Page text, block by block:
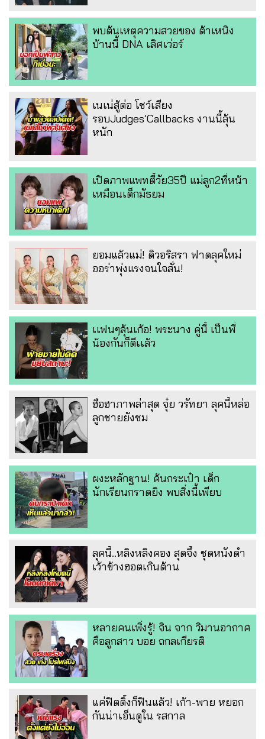
พบต้นเหตุความสวยของ ต้าเหนิง
บ้านนี้ DNA เลิศเว่อร์
เนเน่สู้ต่อ โชว์เสียง
รอบJudges’Callbacks งานนี้ลุ้น
หนัก
เปิดภาพแพทตี้วัย35ปี แม่ลูก2ที่หน้า
เหมือนเด็กมัธยม
ยอมแล้วแม่! ดิวอริสรา ฟาดลุคใหม่
ออร่าพุ่งแรงจนใจสั่น!
เเฟนๆลุ้นเก้อ! พระนาง คู่นี้ เป็นพี่
น้องกันก็ดีเเล้ว
ฮือฮาภาพล่าสุด จุ๋ย วรัทยา ลุคนี้หล่อ
ลูกชายยังชม
ผงะหลักฐาน! ค้นกระเป๋า เด็ก
นักเรียนกราดยิง พบสิ่งนี้เพียบ
ลุคนี้..หลิงหลิงคอง สุดจึ้ง ชุดหนังดำ
เว้าข้างฮอตเกินต้าน
หลายคนเพิ่งรู้! จิน จาก วิมานอากาศ
คือลูกสาว บอย ถกลเกียรติ
แค่ฟิตติ้งก็ฟินแล้ว! เก้า-พาย หยอก
กันน่าเอ็นดูใน รสกาล